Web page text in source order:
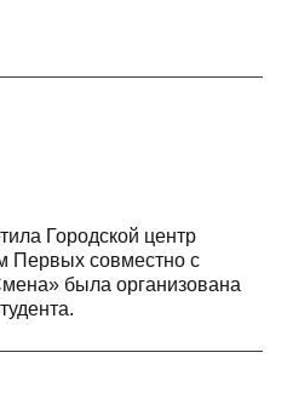
Городской центр
Первых совместно с
была организована